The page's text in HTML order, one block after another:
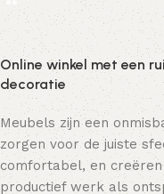
Online winkel met een
decoratie
Meubels zijn een
zorgen voor de juiste
comfortabel, en
productief werk als